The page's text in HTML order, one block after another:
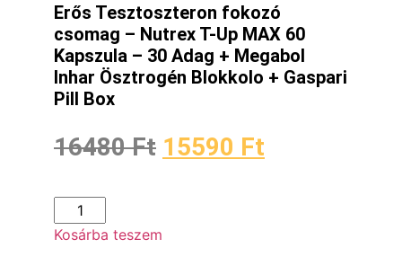
Erős Tesztoszteron fokozó
csomag – Nutrex T-Up MAX 60
Kapszula – 30 Adag + Megabol
Inhar Ösztrogén Blokkolo + Gaspari
Pill Box
16480Ft 15590 Ft
Kosárba teszem